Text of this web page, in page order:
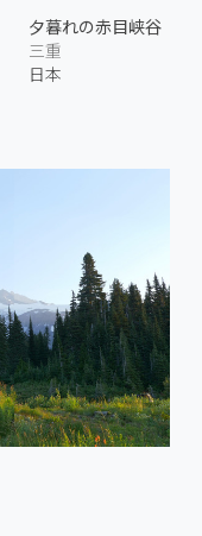
夕暮れの赤目峡谷
三重
日本